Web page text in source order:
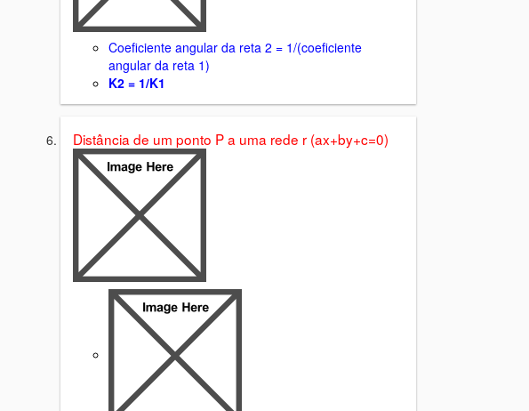
Coeficiente angular da reta 2 = 1/(coeficiente
angular da reta 1)
K2 = 1/K1
Distância de um ponto P a uma rede r (ax+by+c=0)